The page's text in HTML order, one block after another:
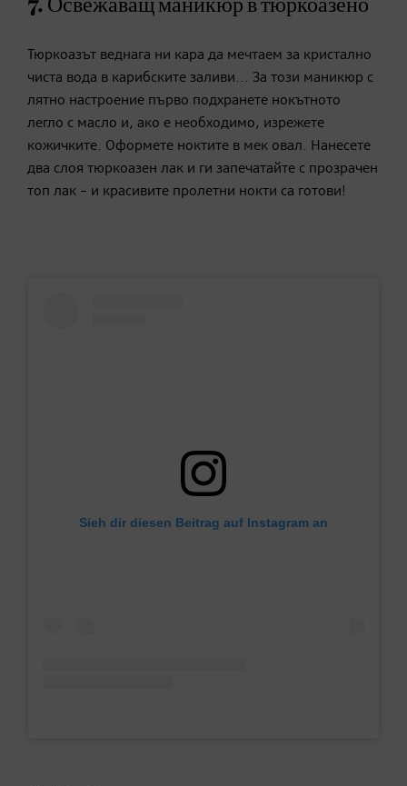
7. Освежаващ маникюр в тюркоазено
Тюркоазът веднага ни кара да мечтаем за кристално
чиста вода в карибските заливи... За този маникюр с
лятно настроение първо подхранете нокътното
легло с масло и, ако е необходимо, изрежете
кожичките. Оформете ноктите в мек овал. Нанесете
два слоя тюркоазен лак и ги запечатайте с прозрачен
топ лак – и красивите пролетни нокти са готови!
Sieh dir diesen Beitrag auf Instagram an